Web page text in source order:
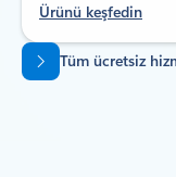
Ürünü keşfedin
Sekmelere dön
Tüm ücretsiz